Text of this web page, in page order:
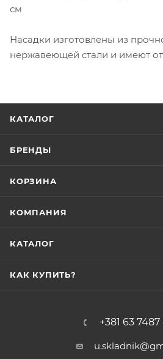
см
Насадки изготовлены из
нержавеющей стали и имеют
КАТАЛОГ
БРЕНДЫ
КОРЗИНА
КОМПАНИЯ
КАТАЛОГ
КАК КУПИТЬ?
+381 63 7487